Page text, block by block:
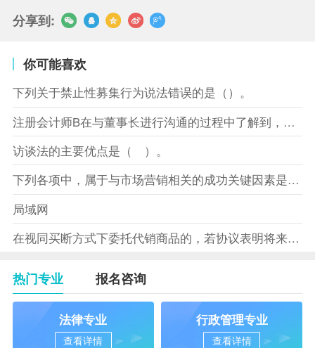
分享到:
你可能喜欢
下列关于禁止性募集行为说法错误的是（）。
注册会计师B在与董事长进行沟通的过程中了解到，XYZ股份有限
访谈法的主要优点是（ ）。
下列各项中，属于与市场营销相关的成功关键因素是（）。
局域网
在视同买断方式下委托代销商品的，若协议表明将来受托方没有将商
热门专业 报名咨询
法律专业
查看详情
行政管理专业
查看详情